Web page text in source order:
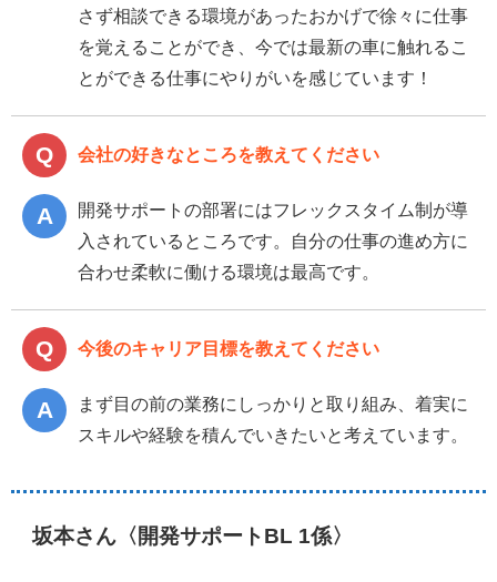
さず相談できる環境があったおかげで徐々に仕事
を覚えることができ、今では最新の車に触れるこ
とができる仕事にやりがいを感じています！
会社の好きなところを教えてください
開発サポートの部署にはフレックスタイム制が導
入されているところです。自分の仕事の進め方に
合わせ柔軟に働ける環境は最高です。
今後のキャリア目標を教えてください
まず目の前の業務にしっかりと取り組み、着実に
スキルや経験を積んでいきたいと考えています。
坂本さん〈開発サポートBL 1係〉